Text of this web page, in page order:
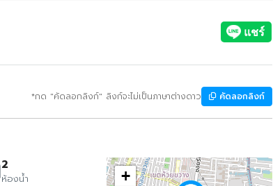
*กด "คัดลอกลิงก์" ลิงก์จะไม่เป็นภาษาต่างดาว คัดลอกลิงก์
2
ห้องน้ำ
+